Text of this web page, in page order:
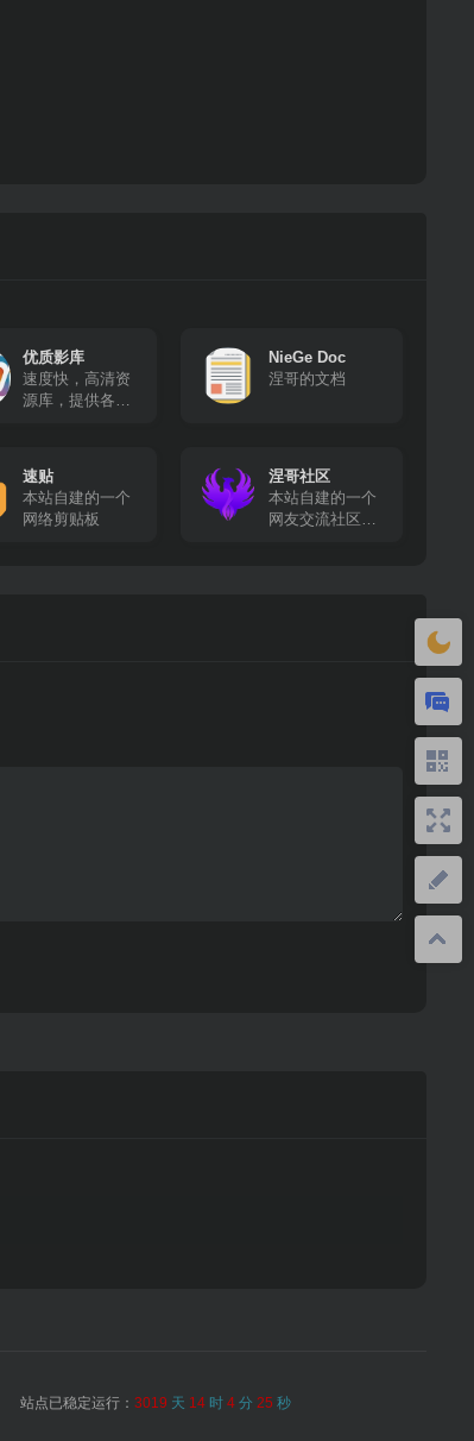
优质影库
速度快，高清资
源库，提供各种
NieGe Doc
涅哥的文档
速贴
本站自建的一个
网络剪贴板
涅哥社区
本站自建的一个
网友交流社区，
站点已稳定运行： 3019 天 14 时 4 分 25 秒